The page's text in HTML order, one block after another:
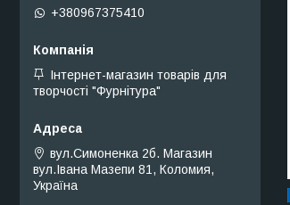
+380967375410
Інтернет-магазин товарів для
творчості "Фурнітура"
вул.Симоненка 2б. Магазин
вул.Івана Мазепи 81, Коломия,
Україна